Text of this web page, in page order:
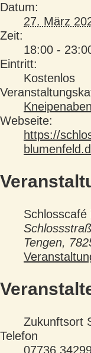
Datum:
27. März
Zeit:
18:00 -
Eintritt:
Kostenlos
Webseite:
https://
Schlosscafé
Tengen,
Zukunftsort
Telefon
07736